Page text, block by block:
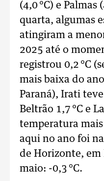
(4,0 °C) e Palmas
quarta, algumas
atingiram a
2025 até o
registrou 0,2 °C
mais baixa do
Paraná), Irati teve
Beltrão 1,7 °C e
temperatura
aqui no ano foi
de Horizonte, em
maio: -0,3 °C.